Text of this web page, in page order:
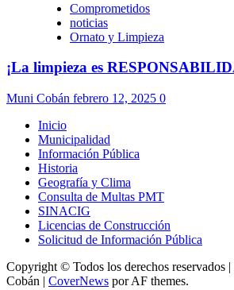
Comprometidos
noticias
Ornato y Limpieza
¡La limpieza es
Muni Cobán febrero 12, 2025 0
Inicio
Municipalidad
Información Pública
Historia
Geografía y Clima
Consulta de Multas PMT
SINACIG
Licencias de Construcción
Solicitud de Información Pública
Copyright © Todos los derechos reservados
Cobán | CoverNews por AF themes.